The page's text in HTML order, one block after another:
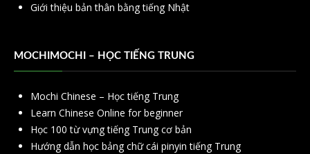
Giới thiệu bản thân bằng tiếng Nhật
MOCHIMOCHI – HỌC TIẾNG TRUNG
Mochi Chinese – Học tiếng Trung
Learn Chinese Online for beginner
Học 100 từ vựng tiếng Trung cơ bản
Hướng dẫn học bảng chữ cái pinyin tiếng Trung